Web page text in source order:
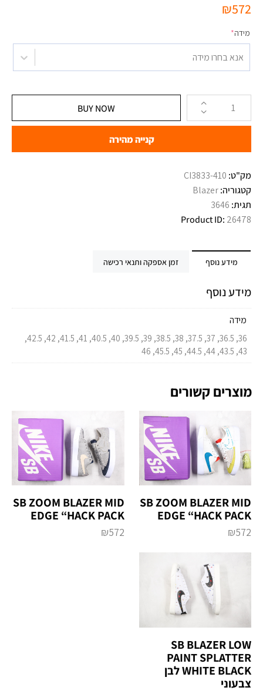
₪572
מידה*
אנא בחרו מידה
BUY NOW
קנייה מהירה
מק"ט: CI3833-410
קטגוריה:Blazer
תגית: 3646
Product ID: 26478
מידע נוסף זמן אספקה ותנאי רכישה
מידע נוסף
מידה
36, 36.5, 37, 37.5, 38, 38.5, 39, 39.5, 40, 40.5, 41, 41.5, 42, 42.5,
43, 43.5, 44, 44.5, 45, 45.5, 46
מוצרים קשורים
SB ZOOM BLAZER MID
EDGE “HACK PACK
₪572
SB ZOOM BLAZER MID
EDGE “HACK PACK
₪572
SB BLAZER LOW
PAINT SPLATTER
WHITE BLACK לבן
צבעוני